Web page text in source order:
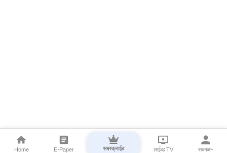
Home E-Paper सबस्क्राईब लाईव्ह TV सकाळ+